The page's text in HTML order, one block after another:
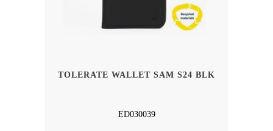
TOLERATE WALLET SAM S24 BLK
ED030039